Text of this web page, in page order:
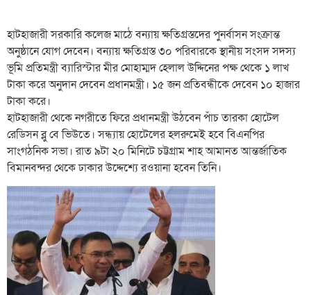
হাটহাজারী সরকারি কলেজ মাঠে বন্যায় ক্ষতিগ্রস্তদের পুনর্বাসন সংক্রান্ত
অনুষ্ঠানে যোগ দেবেন। বন্যায় ক্ষতিগ্রস্ত ৩০ পরিবারকে স্থানীয় সংসদ সদস্য
ভূমি প্রতিমন্ত্রী ব্যারিস্টার মীর মোহাম্মদ হেলাল উদ্দিনের পক্ষ থেকে ১ লাখ
টাকা করে অনুদান দেবেন প্রধানমন্ত্রী। ১৫ জন প্রতিবন্ধীকে দেবেন ১০ হাজার
টাকা করে।
হাটহাজারী থেকে নগরীতে ফিরে প্রধানমন্ত্রী উঠবেন পাঁচ তারকা হোটেল
রেডিসন ব্লু বে ভিউতে। সন্ধ্যায় হোটেলের হলরুমেই হবে বিএনপির
সাংগঠনিক সভা। রাত ৯টা ২০ মিনিটে চট্টগ্রাম শাহ আমানত আন্তর্জাতিক
বিমানবন্দর থেকে ঢাকার উদ্দেশ্যে রওয়ানা হবেন তিনি।